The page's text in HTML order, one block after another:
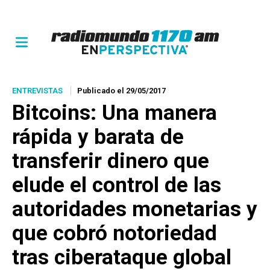
ENTREVISTAS Publicado el 29/05/2017
Bitcoins: Una manera
rápida y barata de
transferir dinero que
elude el control de las
autoridades monetarias y
que cobró notoriedad
tras ciberataque global